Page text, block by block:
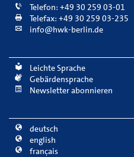
Telefon: +49 30 259 03-01
Telefax: +49 30 259 03-235
info@hwk-berlin.de
Leichte Sprache
Gebärdensprache
Newsletter abonnieren
deutsch
english
français